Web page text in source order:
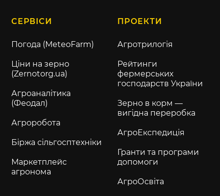
СЕРВІСИ
Погода (MeteoFarm)
Ціни на зерно
(Zernotorg.ua)
Агроаналітика
(Феодал)
Агроробота
Біржа сільгосптехніки
Маркетплейс
агронома
ПРОЕКТИ
Агротрилогія
Рейтинги
фермерських
господарств України
Зерно в корм —
вигідна переробка
АгроЕкспедиція
Гранти та програми
допомоги
АгроОсвіта